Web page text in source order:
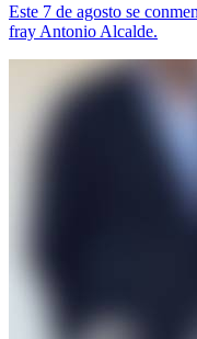
Este 7 de agosto se
fray Antonio Alcalde.